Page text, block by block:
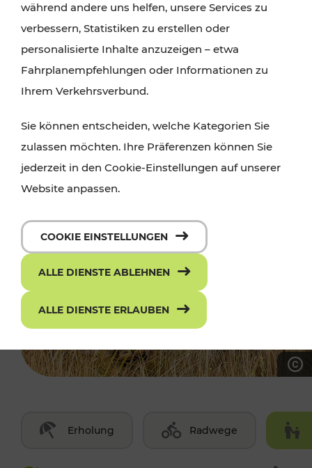
Angeboten des VOR gut und schnell erreichbar.
Erholung Radwege
während andere uns helfen, unsere Services zu
verbessern, Statistiken zu erstellen oder
personalisierte Inhalte anzuzeigen – etwa
Fahrplanempfehlungen oder Informationen zu
Ihrem Verkehrsverbund.
Sie können entscheiden, welche Kategorien Sie
zulassen möchten. Ihre Präferenzen können Sie
jederzeit in den Cookie-Einstellungen auf unserer
Website anpassen.
COOKIE EINSTELLUNGEN
ALLE DIENSTE ABLEHNEN
ALLE DIENSTE ERLAUBEN